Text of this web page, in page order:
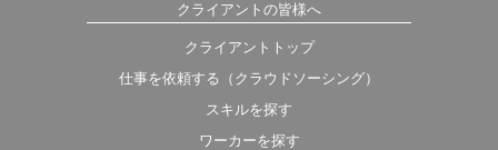
クライアントの皆様へ
クライアントトップ
仕事を依頼する（クラウドソーシング）
スキルを探す
ワーカーを探す